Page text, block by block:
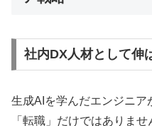
社内DX人材として伸
生成AIを学んだエンジニア
「転職」だけではありま